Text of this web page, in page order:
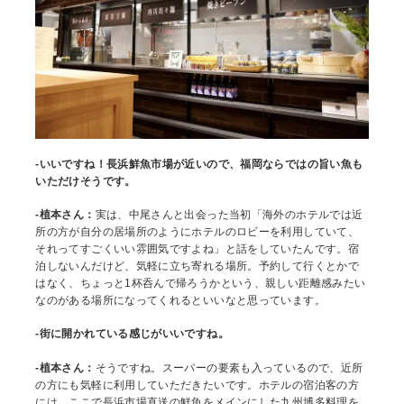
-いいですね！長浜鮮魚市場が近いので、福岡ならではの旨い魚も
いただけそうです。
-植本さん： 実は、中尾さんと出会った当初「海外のホテルでは近
所の方が自分の居場所のようにホテルのロビーを利用していて、
それってすごくいい雰囲気ですよね」と話をしていたんです。宿
泊しないんだけど、気軽に立ち寄れる場所。予約して行くとかで
はなく、ちょっと1杯呑んで帰ろうかという、親しい距離感みたい
なのがある場所になってくれるといいなと思っています。
-街に開かれている感じがいいですね。
-植本さん： そうですね。スーパーの要素も入っているので、近所
の方にも気軽に利用していただきたいです。ホテルの宿泊客の方